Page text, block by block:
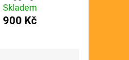
Skladem
900 Kč